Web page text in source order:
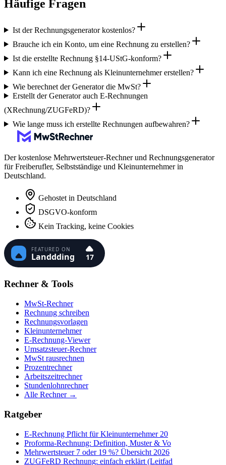
Häufige Fragen
Ist der Rechnungsgenerator kostenlos?
Brauche ich ein Konto, um eine Rechnung zu erstellen?
Ist die erstellte Rechnung §14-UStG-konform?
Kann ich eine Rechnung als Kleinunternehmer erstellen?
Wie berechnet der Generator die MwSt?
Erstellt der Generator auch E-Rechnungen
(XRechnung/ZUGFeRD)?
Wie lange muss ich erstellte Rechnungen aufbewahren?
Der kostenlose Mehrwertsteuer-Rechner und Rechnungsgenerator
für Freiberufler, Selbstständige und Kleinunternehmer in
Deutschland.
Gehostet in Deutschland
DSGVO-konform
Kein Tracking, keine Cookies
Rechner & Tools
MwSt-Rechner
Rechnung schreiben
Rechnungsvorlagen
Kleinunternehmer
E-Rechnung-Viewer
Umsatzsteuer-Rechner
MwSt rausrechnen
Prozentrechner
Arbeitszeitrechner
Stundenlohnrechner
Alle Rechner →
Ratgeber
E-Rechnung Pflicht für Kleinunternehmer 20
Proforma-Rechnung: Definition, Muster & Vo
Mehrwertsteuer 7 oder 19 %? Übersicht 2026
ZUGFeRD Rechnung: einfach erklärt (Leitfad